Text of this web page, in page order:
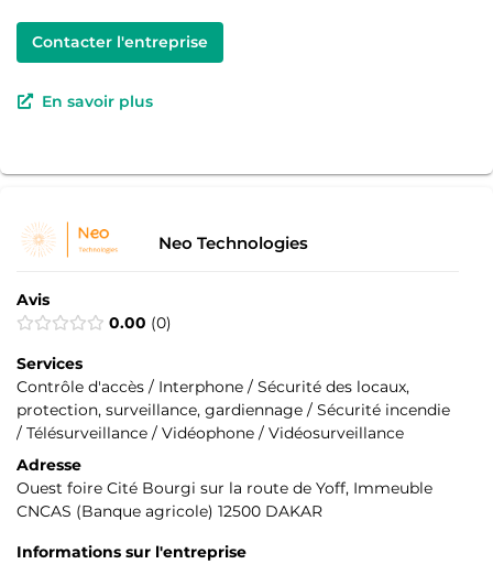
Contacter l'entreprise
En savoir plus
Neo Technologies
Avis
0.00 0
Services
Contrôle d'accès / Interphone / Sécurité des locaux,
protection, surveillance, gardiennage / Sécurité incendie
/ Télésurveillance / Vidéophone / Vidéosurveillance
Adresse
Ouest foire Cité Bourgi sur la route de Yoff, Immeuble
CNCAS (Banque agricole) 12500 DAKAR
Informations sur l'entreprise